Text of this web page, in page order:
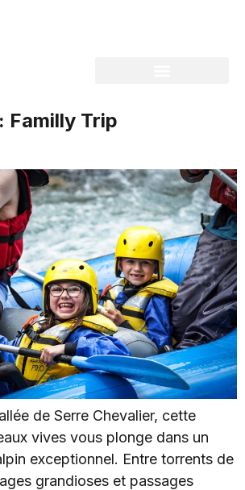
Familly Trip
de Serre Chevalier, cette
vives vous plonge dans un
exceptionnel. Entre torrents de
grandioses et passages